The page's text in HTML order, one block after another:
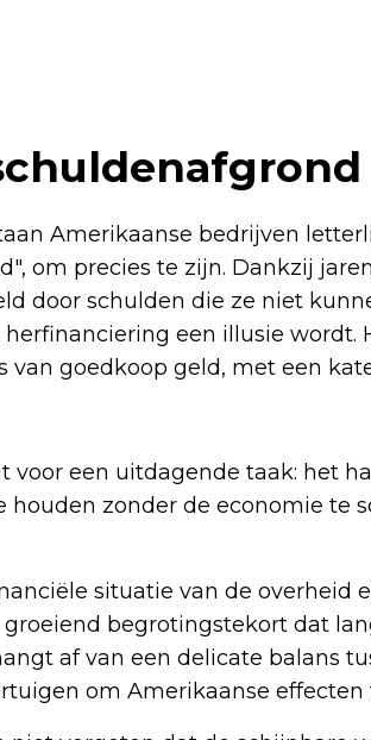
Amerikaanse bedrijven
om precies te zijn. Dankzij
door schulden die ze niet
een illusie wordt.
van goedkoop geld, met een
voor een uitdagende taak: het
zonder de economie te
situatie van de overheid
begrotingstekort dat
af van een delicate balans
om Amerikaanse effecten